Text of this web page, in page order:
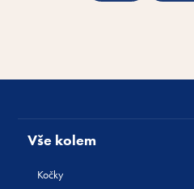
Vše kolem
Kočky